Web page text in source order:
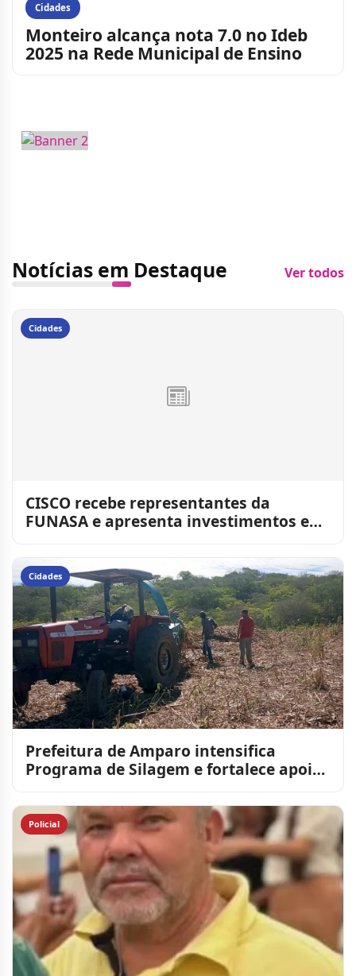
Cidades
Monteiro alcança nota 7.0 no Ideb
2025 na Rede Municipal de Ensino
Notícias em Destaque Ver todos
Cidades
CISCO recebe representantes da
FUNASA e apresenta investimentos em
Cidades
Prefeitura de Amparo intensifica
Programa de Silagem e fortalece apoio
Policial